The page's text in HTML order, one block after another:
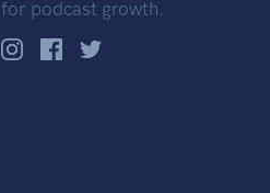
for podcast growth.